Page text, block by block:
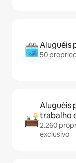
Aluguéis
50
Aluguéis
trabalho
2.260
exclusivo